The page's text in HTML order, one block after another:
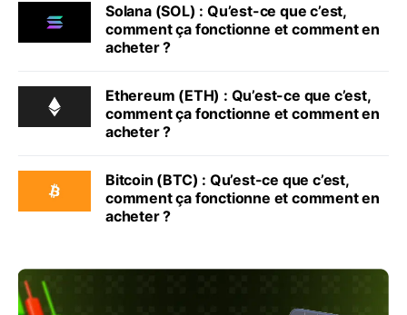
Solana (SOL) : Qu’est-ce que c’est,
comment ça fonctionne et comment en
acheter ?
Ethereum (ETH) : Qu’est-ce que c’est,
comment ça fonctionne et comment en
acheter ?
Bitcoin (BTC) : Qu’est-ce que c’est,
comment ça fonctionne et comment en
acheter ?